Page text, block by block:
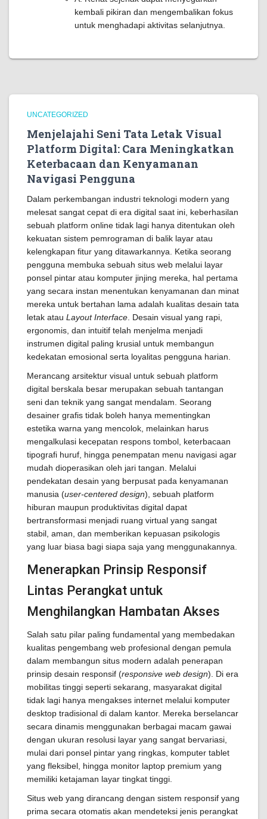
kembali pikiran dan mengembalikan fokus
untuk menghadapi aktivitas selanjutnya.
UNCATEGORIZED
Menjelajahi Seni Tata Letak Visual
Platform Digital: Cara Meningkatkan
Keterbacaan dan Kenyamanan
Navigasi Pengguna
Dalam perkembangan industri teknologi modern yang
melesat sangat cepat di era digital saat ini, keberhasilan
sebuah platform online tidak lagi hanya ditentukan oleh
kekuatan sistem pemrograman di balik layar atau
kelengkapan fitur yang ditawarkannya. Ketika seorang
pengguna membuka sebuah situs web melalui layar
ponsel pintar atau komputer jinjing mereka, hal pertama
yang secara instan menentukan kenyamanan dan minat
mereka untuk bertahan lama adalah kualitas desain tata
letak atau Layout Interface . Desain visual yang rapi,
ergonomis, dan intuitif telah menjelma menjadi
instrumen digital paling krusial untuk membangun
kedekatan emosional serta loyalitas pengguna harian.
Merancang arsitektur visual untuk sebuah platform
digital berskala besar merupakan sebuah tantangan
seni dan teknik yang sangat mendalam. Seorang
desainer grafis tidak boleh hanya mementingkan
estetika warna yang mencolok, melainkan harus
mengalkulasi kecepatan respons tombol, keterbacaan
tipografi huruf, hingga penempatan menu navigasi agar
mudah dioperasikan oleh jari tangan. Melalui
pendekatan desain yang berpusat pada kenyamanan
manusia (user-centered design), sebuah platform
hiburan maupun produktivitas digital dapat
bertransformasi menjadi ruang virtual yang sangat
stabil, aman, dan memberikan kepuasan psikologis
yang luar biasa bagi siapa saja yang menggunakannya.
Menerapkan Prinsip Responsif
Lintas Perangkat untuk
Menghilangkan Hambatan Akses
Salah satu pilar paling fundamental yang membedakan
kualitas pengembang web profesional dengan pemula
dalam membangun situs modern adalah penerapan
prinsip desain responsif (responsive web design). Di era
mobilitas tinggi seperti sekarang, masyarakat digital
tidak lagi hanya mengakses internet melalui komputer
desktop tradisional di dalam kantor. Mereka berselancar
secara dinamis menggunakan berbagai macam gawai
dengan ukuran resolusi layar yang sangat bervariasi,
mulai dari ponsel pintar yang ringkas, komputer tablet
yang fleksibel, hingga monitor laptop premium yang
memiliki ketajaman layar tingkat tinggi.
Situs web yang dirancang dengan sistem responsif yang
prima secara otomatis akan mendeteksi jenis perangkat